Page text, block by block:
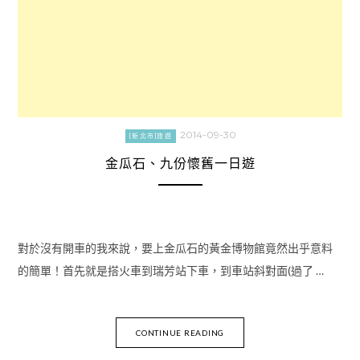
[新北市]旅遊 2014-09-30
金瓜石、九份懷舊一日遊
對於沒有開車的我來說，要上金瓜石的黃金博物館竟然出乎意料
的簡單！首先就是搭火車到瑞芳站下車，到車站斜對面(過了 …
CONTINUE READING